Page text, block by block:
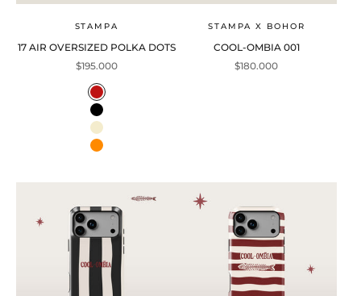
STAMPA
17 AIR OVERSIZED POLKA DOTS
Precio de oferta
$195.000
Color
Vino
Negro
Crema
Naranja
STAMPA X BOHOR
COOL-OMBIA 001
Precio de oferta
$180.000